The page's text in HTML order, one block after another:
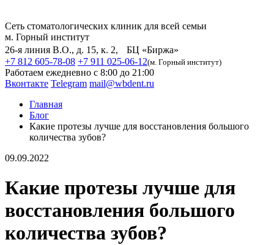
Сеть стоматологических клиник для всей семьи
м. Горный институт
26-я линия В.О., д. 15, к. 2, БЦ «Биржа»
+7 812 605-78-08 +7 911 025-06-12(м. Горный институт)
Работаем ежедневно с 8:00 до 21:00
Вконтакте Telegram mail@wbdent.ru
Главная
Блог
Какие протезы лучше для восстановления большого
количества зубов?
09.09.2022
Какие протезы лучше для
восстановления большого
количества зубов?